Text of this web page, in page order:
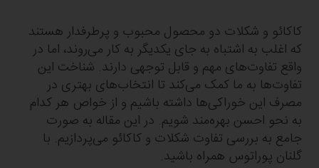
کاکائو و شکلات دو محصول محبوب و پرطرفدار هستند
که اغلب به اشتباه به جای یکدیگر به کار می‌روند، اما در
واقع تفاوت‌های مهم و قابل توجهی دارند. شناخت این
تفاوت‌ها به ما کمک می‌کند تا انتخاب‌های بهتری در
مصرف این خوراکی‌ها داشته باشیم و از خواص هر کدام
به نحو احسن بهره‌مند شویم. در این مقاله به صورت
جامع به بررسی تفاوت شکلات و کاکائو می‌پردازیم. با
گلنان پوراتوس همراه باشید.